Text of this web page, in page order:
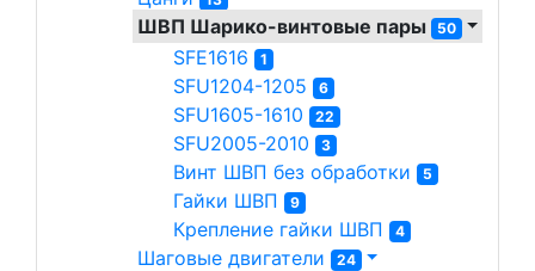
ШВП Шарико-винтовые пары 50
SFE1616 1
SFU1204-1205 6
SFU1605-1610 22
SFU2005-2010 3
Винт ШВП без обработки 5
Гайки ШВП 9
Крепление гайки ШВП 4
Шаговые двигатели 24